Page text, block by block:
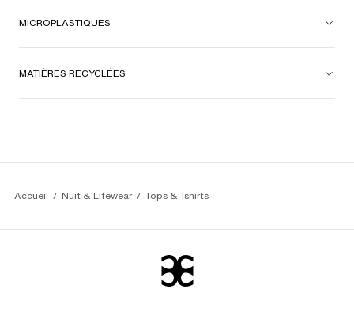
MICROPLASTIQUES
MATIÈRES RECYCLÉES
Accueil Nuit & Lifewear Tops & Tshirts